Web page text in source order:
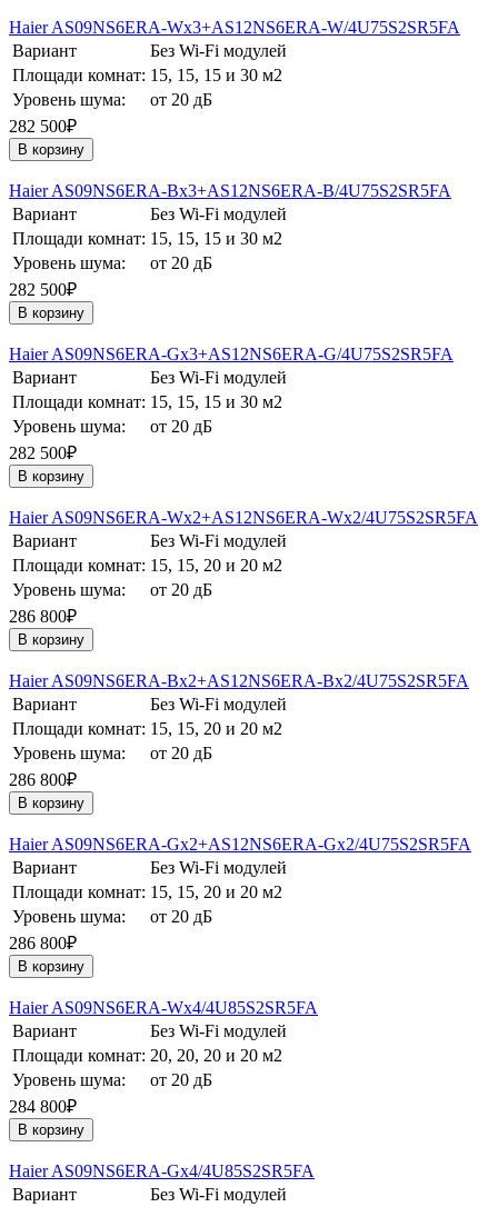
Haier AS09NS6ERA-Wх3+AS12NS6ERA-W/4U75S2SR5FA
Вариант
Без Wi-Fi модулей
Площади комнат: 15, 15, 15 и 30 м2
Уровень шума:
от 20 дБ
282 500₽
В корзину
Haier AS09NS6ERA-Bх3+AS12NS6ERA-B/4U75S2SR5FA
Вариант
Без Wi-Fi модулей
Площади комнат: 15, 15, 15 и 30 м2
Уровень шума:
от 20 дБ
282 500₽
В корзину
Haier AS09NS6ERA-Gх3+AS12NS6ERA-G/4U75S2SR5FA
Вариант
Без Wi-Fi модулей
Площади комнат: 15, 15, 15 и 30 м2
Уровень шума:
от 20 дБ
282 500₽
В корзину
Haier AS09NS6ERA-Wх2+AS12NS6ERA-Wх2/4U75S2SR5FA
Вариант
Без Wi-Fi модулей
Площади комнат: 15, 15, 20 и 20 м2
Уровень шума:
от 20 дБ
286 800₽
В корзину
Haier AS09NS6ERA-Bх2+AS12NS6ERA-Bх2/4U75S2SR5FA
Вариант
Без Wi-Fi модулей
Площади комнат: 15, 15, 20 и 20 м2
Уровень шума:
от 20 дБ
286 800₽
В корзину
Haier AS09NS6ERA-Gх2+AS12NS6ERA-Gх2/4U75S2SR5FA
Вариант
Без Wi-Fi модулей
Площади комнат: 15, 15, 20 и 20 м2
Уровень шума:
от 20 дБ
286 800₽
В корзину
Haier AS09NS6ERA-Wх4/4U85S2SR5FA
Вариант
Без Wi-Fi модулей
Площади комнат: 20, 20, 20 и 20 м2
Уровень шума:
от 20 дБ
284 800₽
В корзину
Haier AS09NS6ERA-Gх4/4U85S2SR5FA
Вариант
Без Wi-Fi модулей